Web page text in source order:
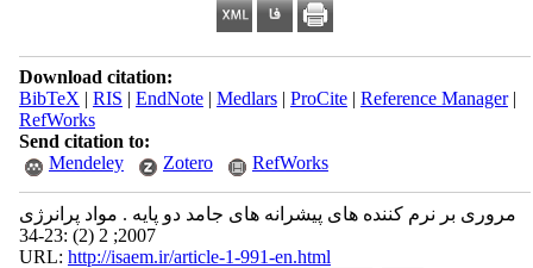
Download citation:
BibTeX | RIS | EndNote| Medlars| ProCite| Reference Manager|
RefWorks
Send citation to:
Mendeley
Zotero RefWorks
مروری بر نرم کننده های پیشرانه های جامد دو پایه . مواد پرانرژی
2007; 2 (2) :23-34
URL: http://isaem.ir/article-1-991-en.html